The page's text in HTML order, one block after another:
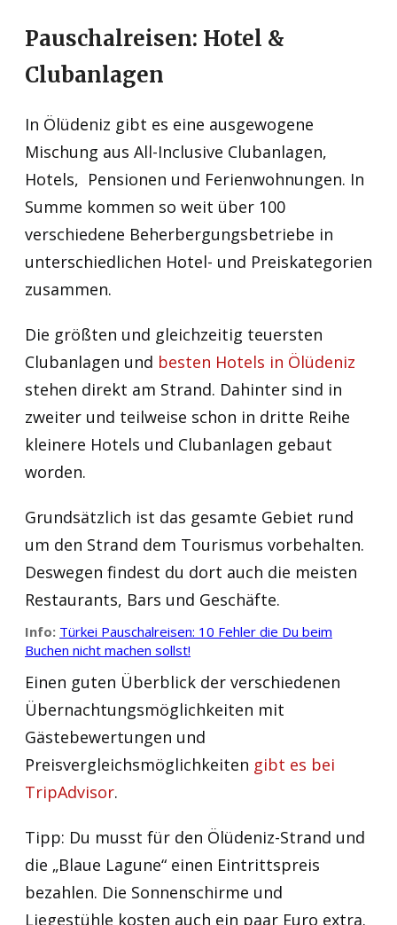
Pauschalreisen: Hotel &
Clubanlagen
In Ölüdeniz gibt es eine ausgewogene
Mischung aus All-Inclusive Clubanlagen,
Hotels, Pensionen und Ferienwohnungen. In
Summe kommen so weit über 100
verschiedene Beherbergungsbetriebe in
unterschiedlichen Hotel- und Preiskategorien
zusammen.
Die größten und gleichzeitig teuersten
Clubanlagen und besten Hotels in Ölüdeniz
stehen direkt am Strand. Dahinter sind in
zweiter und teilweise schon in dritte Reihe
kleinere Hotels und Clubanlagen gebaut
worden.
Grundsätzlich ist das gesamte Gebiet rund
um den Strand dem Tourismus vorbehalten.
Deswegen findest du dort auch die meisten
Restaurants, Bars und Geschäfte.
Info: Türkei Pauschalreisen: 10 Fehler die Du beim
Buchen nicht machen sollst!
Einen guten Überblick der verschiedenen
Übernachtungsmöglichkeiten mit
Gästebewertungen und
Preisvergleichsmöglichkeiten gibt es bei
TripAdvisor.
Tipp: Du musst für den Ölüdeniz-Strand und
die „Blaue Lagune“ einen Eintrittspreis
bezahlen. Die Sonnenschirme und
Liegestühle kosten auch ein paar Euro extra.